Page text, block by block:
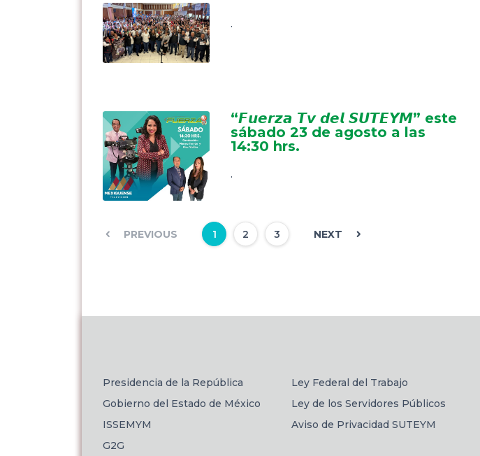
.
“𝙁𝙪𝙚𝙧𝙯𝙖 𝙏𝙫 𝙙𝙚𝙡 𝙎𝙐𝙏𝙀𝙔𝙈” este
sábado 23 de agosto a las
14:30 hrs.
.
PREVIOUS 1 2 3 NEXT
Presidencia de la República
Gobierno del Estado de México
ISSEMYM
G2G
Ley Federal del Trabajo
Ley de los Servidores Públicos
Aviso de Privacidad SUTEYM